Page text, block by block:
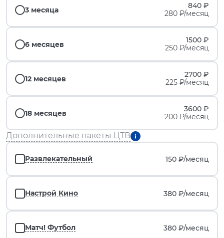
3 месяца
840 ₽
280 ₽/месяц
6 месяцев
1500 ₽
250 ₽/месяц
12 месяцев
2700 ₽
225 ₽/месяц
18 месяцев
3600 ₽
200 ₽/месяц
Дополнительные пакеты ЦТВ
Развлекательный 150 ₽/месяц
Настрой Кино 380 ₽/месяц
Матч! Футбол 380 ₽/месяц